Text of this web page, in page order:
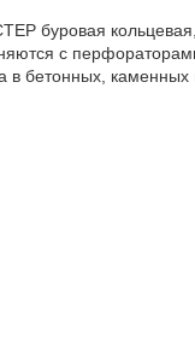
буровая
с
в бетонных,